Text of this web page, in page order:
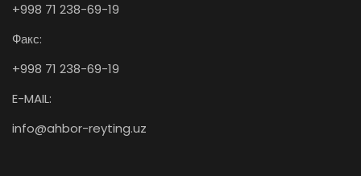
+998 71 238-69-19
Факс:
+998 71 238-69-19
E-MAIL:
info@ahbor-reyting.uz